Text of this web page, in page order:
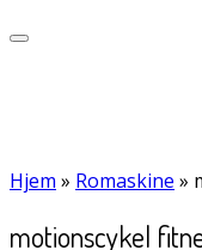
Hjem » Romaskine »
motionscykel